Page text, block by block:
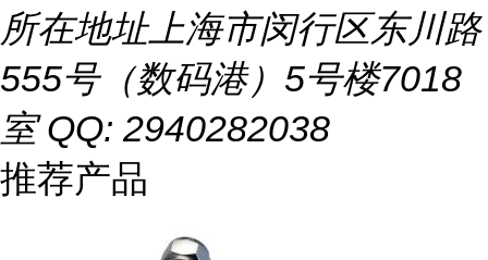
所在地址上海市闵行区东川路
555号（数码港）5号楼7018
室 QQ: 2940282038
推荐产品